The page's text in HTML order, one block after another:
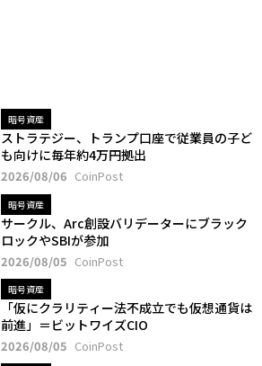
暗号資産
ストラテジー、トランプ口座で従業員の子ど
も向けに毎年約4万円拠出
2026/08/06 CoinPost
暗号資産
サークル、Arc創設バリデーターにブラック
ロックやSBIが参加
2026/08/05 CoinPost
暗号資産
「仮にクラリティー法不成立でも仮想通貨は
前進」＝ビットワイズCIO
2026/08/05 CoinPost